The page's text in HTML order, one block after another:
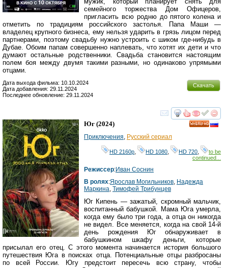
семейного торжества Дом Офицеров,
пригласить всю родню до пятого колена и
отметить по традициям российского застолья. Папа Маши —
владелец крупного бизнеса, ему нельзя ударить в грязь лицом перед
партнерами, поэтому свадьбу нужно устроить с шиком где-нибудь в
Дубае. Обоим папам совершенно наплевать, что хотят их дети и что
думают остальные родственники. Свадьба становится настоящим
полем боя между двумя такими разными, но одинаково упрямыми
отцами.
Скачать
Дата выхода фильма: 10.10.2024
Дата добавления: 29.11.2024
Последнее обновление: 29.11.2024
смотреть
Юг (2024)
Приключения, Русский сериал
HD 2160р HD 1080 HD 720
to be
continued...
Режиссер:Иван Соснин
В ролях:Ярослав Могильников, Надежда
Маркина, Тимофей Трибунцев
Юг Кипень — зажатый, скромный мальчик,
воспитанный бабушкой. Мама Юга умерла,
когда ему было три года, а отца он никогда
не видел. Все меняется, когда на свой 14-й
день рождения Юг обнаруживает в
бабушкином шкафу деньги, которые
присылал его отец. С этого момента начинается история большого
путешествия Юга в поисках отца. Потенциальные отцы разбросаны
по всей России. Югу предстоит пересечь всю страну, чтобы